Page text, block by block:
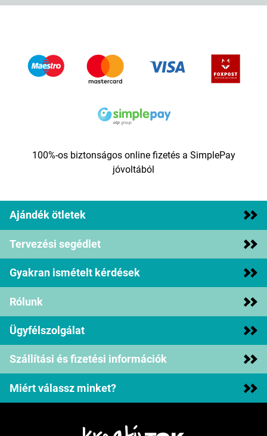
100%-os biztonságos online fizetés a SimplePay
jóvoltából
Ajándék ötletek
Tervezési segédlet
Gyakran ismételt kérdések
Rólunk
Ügyfélszolgálat
Szállítási és fizetési információk
Miért válassz minket?